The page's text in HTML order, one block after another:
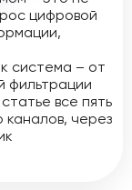
цифровой
система – от
фильтрации
все пять
каналов, через